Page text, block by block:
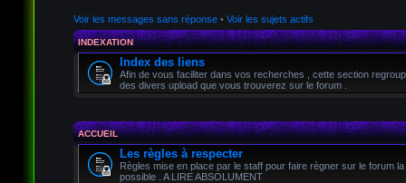
Voir les messages sans réponse• Voir les sujets actifs
INDEXATION
Index des liens
Afin de vous faciliter dans vos recherches , cette section
des divers upload que vous trouverez sur le forum .
ACCUEIL
Les règles à respecter
Règles mise en place par le staff pour faire règner sur le forum
possible . A LIRE ABSOLUMENT